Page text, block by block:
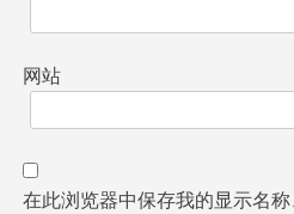
网站
在此浏览器中保存我的显示名